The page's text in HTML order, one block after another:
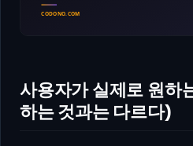
사용자가 실제로 원하
하는 것과는 다르다)